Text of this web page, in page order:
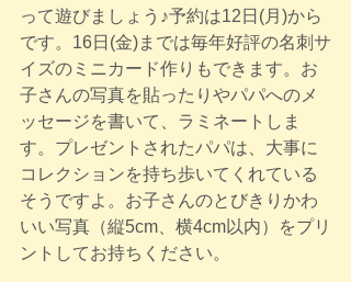
って遊びましょう♪予約は12日(月)から
です。16日(金)までは毎年好評の名刺サ
イズのミニカード作りもできます。お
子さんの写真を貼ったりやパパへのメ
ッセージを書いて、ラミネートしま
す。プレゼントされたパパは、大事に
コレクションを持ち歩いてくれている
そうですよ。お子さんのとびきりかわ
いい写真（縦5cm、横4cm以内）をプリ
ントしてお持ちください。